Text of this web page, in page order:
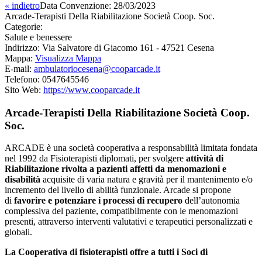
« indietroData Convenzione: 28/03/2023
Arcade-Terapisti Della Riabilitazione Società Coop. Soc.
Categorie:
Salute e benessere
Indirizzo: Via Salvatore di Giacomo 161 - 47521 Cesena
Mappa: Visualizza Mappa
E-mail: ambulatoriocesena@cooparcade.it
Telefono: 0547645546
Sito Web: https://www.cooparcade.it
Arcade-Terapisti Della Riabilitazione Società Coop.
Soc.
ARCADE è una società cooperativa a responsabilità limitata fondata
nel 1992 da Fisioterapisti diplomati, per svolgere attività di
Riabilitazione rivolta a pazienti affetti da menomazioni e
disabilità acquisite di varia natura e gravità per il mantenimento e/o
incremento del livello di abilità funzionale. Arcade si propone
di favorire e potenziare i processi di recupero dell’autonomia
complessiva del paziente, compatibilmente con le menomazioni
presenti, attraverso interventi valutativi e terapeutici personalizzati e
globali.
La Cooperativa di fisioterapisti offre a tutti i Soci di